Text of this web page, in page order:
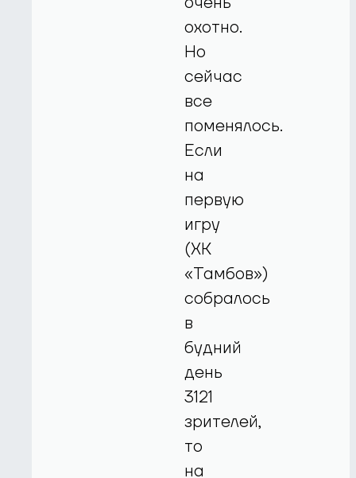
охотно.
Но
сейчас
все
поменялось.
Если
на
первую
игру
(ХК
«Тамбов»)
собралось
в
будний
день
3121
зрителей,
то
на